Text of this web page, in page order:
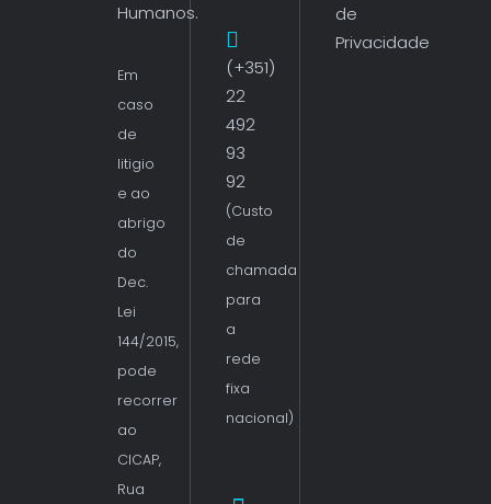
Humanos.
Em
caso
de
litigio
e ao
abrigo
do
Dec.
Lei
144/2015,
pode
recorrer
ao
CICAP,
Rua
(+351)
22
492
93
92
(Custo
de
chamada
para
a
rede
fixa
nacional)
de
Privacidade